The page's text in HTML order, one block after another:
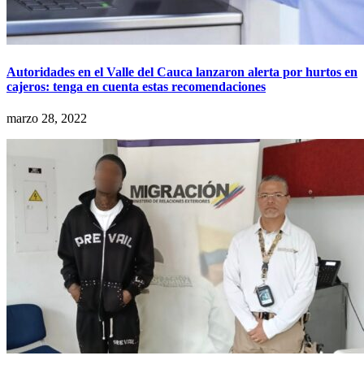
Autoridades en el Valle del Cauca lanzaron alerta por hurtos en
cajeros: tenga en cuenta estas recomendaciones
marzo 28, 2022